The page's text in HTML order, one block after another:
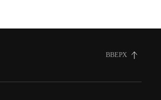
ВВЕРХ